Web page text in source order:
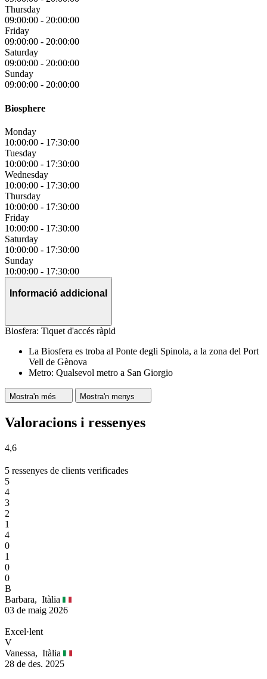
Thursday
09:00:00 - 20:00:00
Friday
09:00:00 - 20:00:00
Saturday
09:00:00 - 20:00:00
Sunday
09:00:00 - 20:00:00
Biosphere
Monday
10:00:00 - 17:30:00
Tuesday
10:00:00 - 17:30:00
Wednesday
10:00:00 - 17:30:00
Thursday
10:00:00 - 17:30:00
Friday
10:00:00 - 17:30:00
Saturday
10:00:00 - 17:30:00
Sunday
10:00:00 - 17:30:00
Informació addicional
Biosfera: Tiquet d'accés ràpid
La Biosfera es troba al Ponte degli Spinola, a la zona del Port
Vell de Gènova
Metro: Qualsevol metro a San Giorgio
Mostra'n més Mostra'n menys
Valoracions i ressenyes
4,6
5 ressenyes de clients verificades
5
4
3
2
1
4
0
1
0
0
B
Barbara, Itàlia
03 de maig 2026
Excel·lent
V
Vanessa, Itàlia
28 de des. 2025